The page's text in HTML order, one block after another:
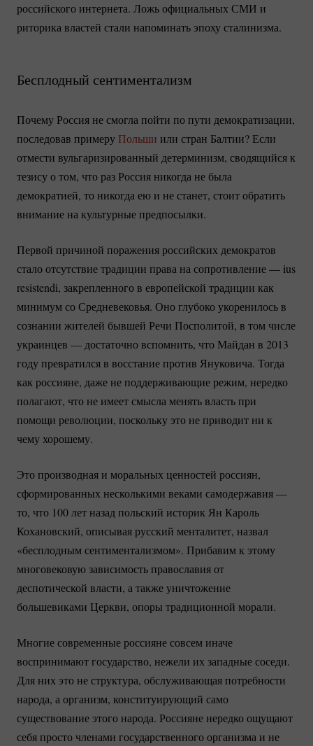
российского интернета. Ложь официальных СМИ и
риторика властей стали напоминать эпоху сталинизма.
Бесплодный сентиментализм
Почему Россия не смогла пойти по пути демократизации,
последовав примеру Польши или стран Балтии? Если
отмести вульгаризированный детерминизм, сводящийся к
тезису о том, что раз Россия никогда не была
демократией, то никогда ею и не станет, стоит обратить
внимание на культурные предпосылки.
Первой причиной поражения российских демократов
стало отсутствие традиции права на сопротивление — ius
resistendi, закрепленного в европейской традиции как
минимум со Средневековья. Оно глубоко укоренилось в
сознании жителей бывшей Речи Посполитой, в том числе
украинцев — достаточно вспомнить, что Майдан в 2013
году превратился в восстание против Януковича. Тогда
как россияне, даже не поддерживающие режим, нередко
полагают, что не имеет смысла менять власть при
помощи революции, поскольку это не приводит ни к
чему хорошему.
Это производная и моральных ценностей россиян,
сформированных несколькими веками самодержавия —
то, что 100 лет назад польский историк Ян Кароль
Кохановский, описывая русский менталитет, назвал
«бесплодным сентиментализмом». Прибавим к этому
многовековую зависимость православия от
деспотической власти, а также уничтожение
большевиками Церкви, опоры традиционной морали.
Многие современные россияне совсем иначе
воспринимают государство, нежели их западные соседи.
Для них это не структура, обслуживающая потребности
народа, а организм, конституирующий само
существование этого народа. Россияне нередко ощущают
себя просто членами государственного организма и не